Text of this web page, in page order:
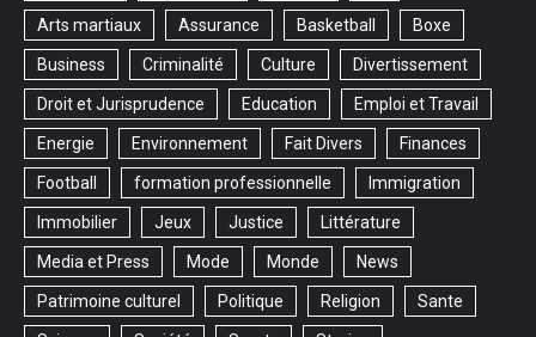
Arts martiaux Assurance Basketball Boxe
Business Criminalité Culture Divertissement
Droit et Jurisprudence Education Emploi et Travail
Energie Environnement Fait Divers Finances
Football formation professionnelle Immigration
Immobilier Jeux Justice Littérature
Media et Press Mode Monde News
Patrimoine culturel Politique Religion Sante